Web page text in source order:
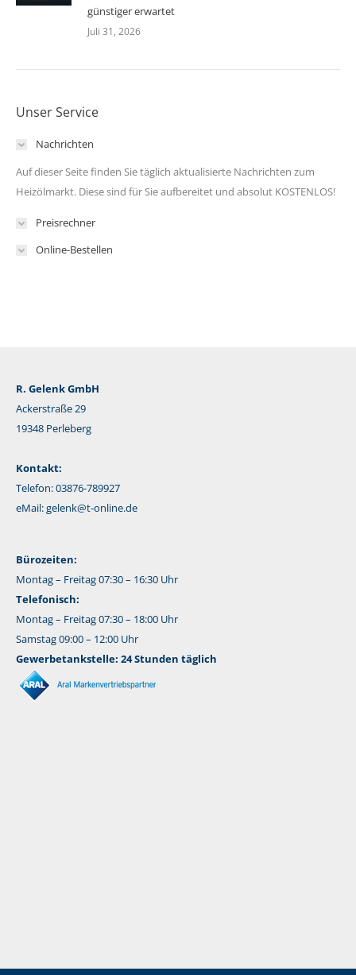
günstiger erwartet
Juli 31, 2026
Unser Service
Nachrichten
Auf dieser Seite finden Sie täglich aktualisierte Nachrichten zum
Heizölmarkt. Diese sind für Sie aufbereitet und absolut KOSTENLOS!
Preisrechner
Online-Bestellen
R. Gelenk GmbH
Ackerstraße 29
19348 Perleberg
Kontakt:
Telefon: 03876-789927
eMail:gelenk@t-online.de
Bürozeiten:
Montag – Freitag 07:30 – 16:30 Uhr
Telefonisch:
Montag – Freitag 07:30 – 18:00 Uhr
Samstag 09:00 – 12:00 Uhr
Gewerbetankstelle: 24 Stunden täglich